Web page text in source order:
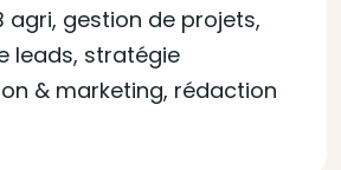
agri, gestion de projets,
leads, stratégie
& marketing, rédaction